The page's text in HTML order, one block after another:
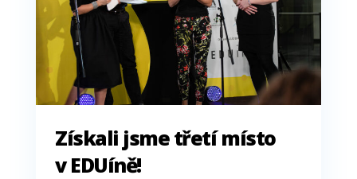
Získali jsme třetí místo
v EDUíně!